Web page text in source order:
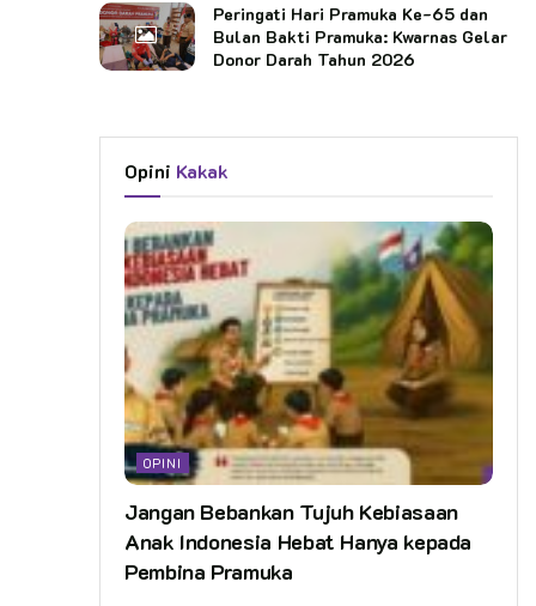
Peringati Hari Pramuka Ke-65 dan
Bulan Bakti Pramuka: Kwarnas Gelar
Donor Darah Tahun 2026
Opini Kakak
OPINI
Jangan Bebankan Tujuh Kebiasaan
Anak Indonesia Hebat Hanya kepada
Pembina Pramuka